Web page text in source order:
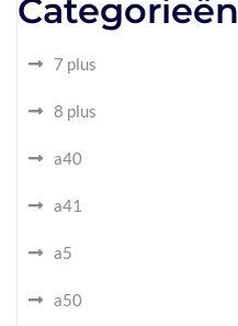
Categorieën
7 plus
8 plus
a40
a41
a5
a50